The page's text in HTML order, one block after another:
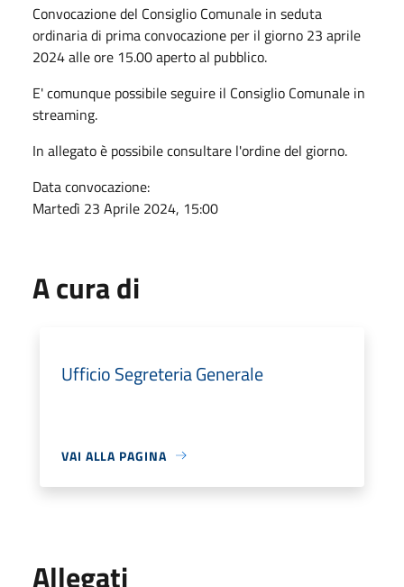
Convocazione del Consiglio Comunale in seduta
ordinaria di prima convocazione per il giorno 23 aprile
2024 alle ore 15.00 aperto al pubblico.
E' comunque possibile seguire il Consiglio Comunale in
streaming.
In allegato è possibile consultare l'ordine del giorno.
Data convocazione:
Martedì 23 Aprile 2024, 15:00
A cura di
Ufficio Segreteria Generale
VAI ALLA PAGINA
Allegati